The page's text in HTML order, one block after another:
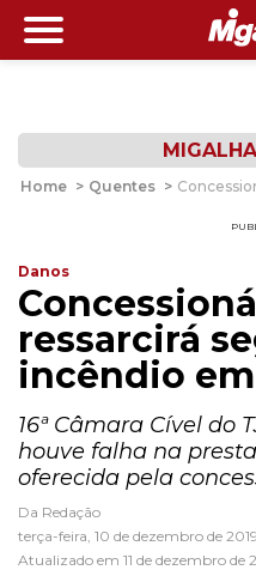
Home > Quentes >
Danos
ressarcirá
incêndio
16ª Câmara Cível do
houve falha na
oferecida pela
Da Redação
terça-feira, 10 de dezembro de 2019
Atualizado em 11 de dezembro de